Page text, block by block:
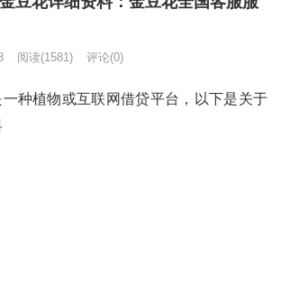
阅读(1581) 评论(0)
种植物或互联网借贷平台，以下是关于